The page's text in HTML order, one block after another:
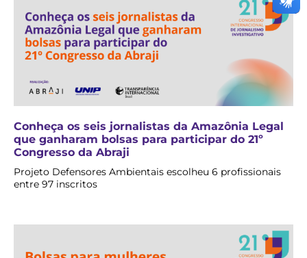
Conheça os seis jornalistas da Amazônia Legal
que ganharam bolsas para participar do 21º
Congresso da Abraji
Projeto Defensores Ambientais escolheu 6 profissionais
entre 97 inscritos